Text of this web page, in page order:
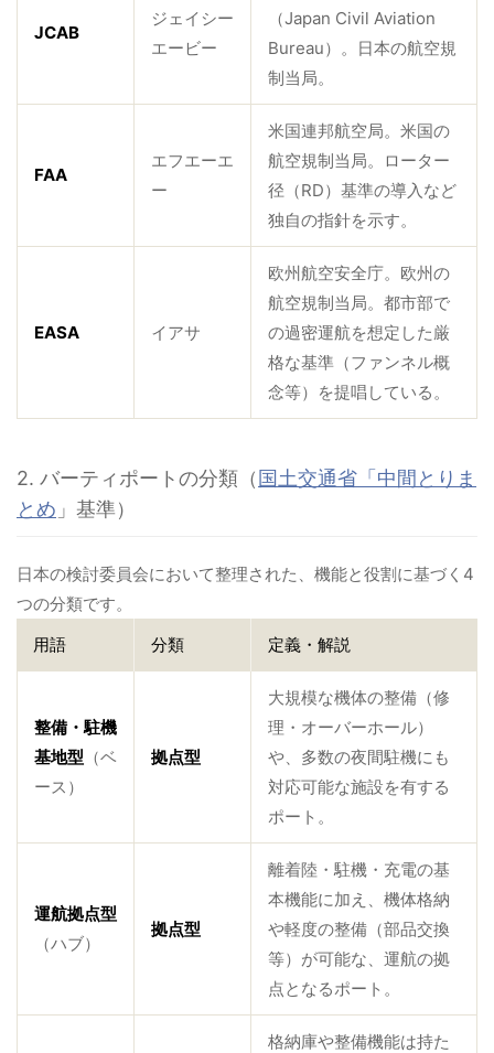
JCAB
ジェイシー
エービー
（Japan Civil Aviation
Bureau）。日本の航空規
制当局。
FAA
エフエーエ
ー
米国連邦航空局。米国の
航空規制当局。ローター
径（RD）基準の導入など
独自の指針を示す。
EASA イアサ
欧州航空安全庁。欧州の
航空規制当局。都市部で
の過密運航を想定した厳
格な基準（ファンネル概
念等）を提唱している。
2. バーティポートの分類（ 国土交通省「中間とりま
とめ 」基準）
日本の検討委員会において整理された、機能と役割に基づく4
つの分類です。
用語
分類 定義・解説
整備・駐機
基地型 （ベ
ース）
拠点型
大規模な機体の整備（修
理・オーバーホール）
や、多数の夜間駐機にも
対応可能な施設を有する
ポート。
運航拠点型
（ハブ）
拠点型
離着陸・駐機・充電の基
本機能に加え、機体格納
や軽度の整備（部品交換
等）が可能な、運航の拠
点となるポート。
格納庫や整備機能は持た